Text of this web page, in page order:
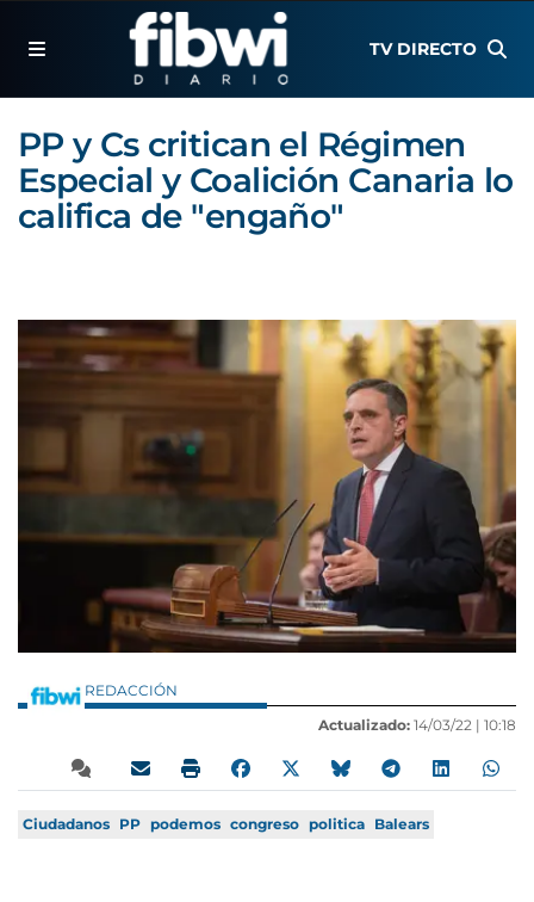
TV DIRECTO
PP y Cs critican el Régimen
Especial y Coalición Canaria lo
califica de "engaño"
REDACCIÓN
Actualizado: 14/03/22 | 10:18
Ciudadanos PP podemos congreso politica Balears